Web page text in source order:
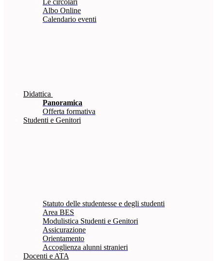
Le circolari
Albo Online
Calendario eventi
Didattica
Panoramica
Offerta formativa
Studenti e Genitori
Statuto delle studentesse e degli studenti
Area BES
Modulistica Studenti e Genitori
Assicurazione
Orientamento
Accoglienza alunni stranieri
Docenti e ATA